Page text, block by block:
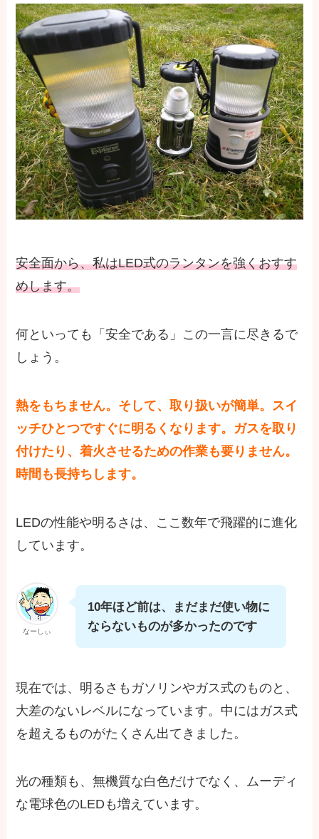
安全面から、私はLED式のランタンを強くおすす
めします。
何といっても「安全である」この一言に尽きるで
しょう。
熱をもちません。そして、取り扱いが簡単。スイ
ッチひとつですぐに明るくなります。ガスを取り
付けたり、着火させるための作業も要りません。
時間も長持ちします。
LEDの性能や明るさは、ここ数年で飛躍的に進化
しています。
なーしぃ
10年ほど前は、まだまだ使い物に
ならないものが多かったのです
現在では、明るさもガソリンやガス式のものと、
大差のないレベルになっています。中にはガス式
を超えるものがたくさん出てきました。
光の種類も、無機質な白色だけでなく、ムーディ
な電球色のLEDも増えています。